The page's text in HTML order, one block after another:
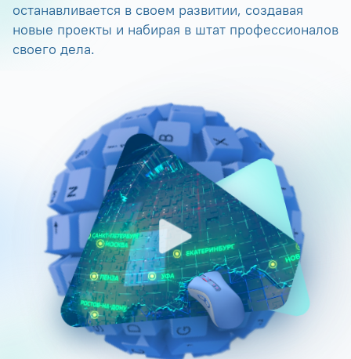
останавливается в своем развитии, создавая
новые проекты и набирая в штат профессионалов
своего дела.